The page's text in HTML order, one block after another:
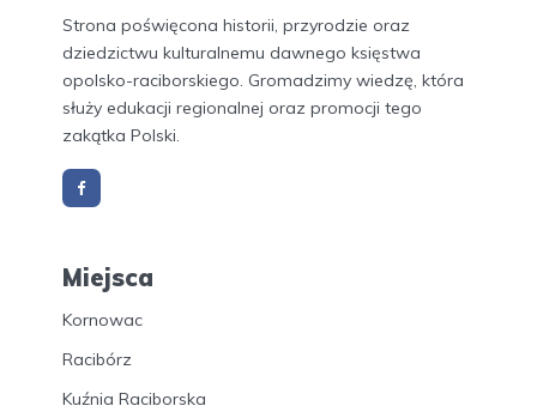
Strona poświęcona historii, przyrodzie oraz
dziedzictwu kulturalnemu dawnego księstwa
opolsko-raciborskiego. Gromadzimy wiedzę, która
służy edukacji regionalnej oraz promocji tego
zakątka Polski.
Miejsca
Kornowac
Racibórz
Kuźnia Raciborska